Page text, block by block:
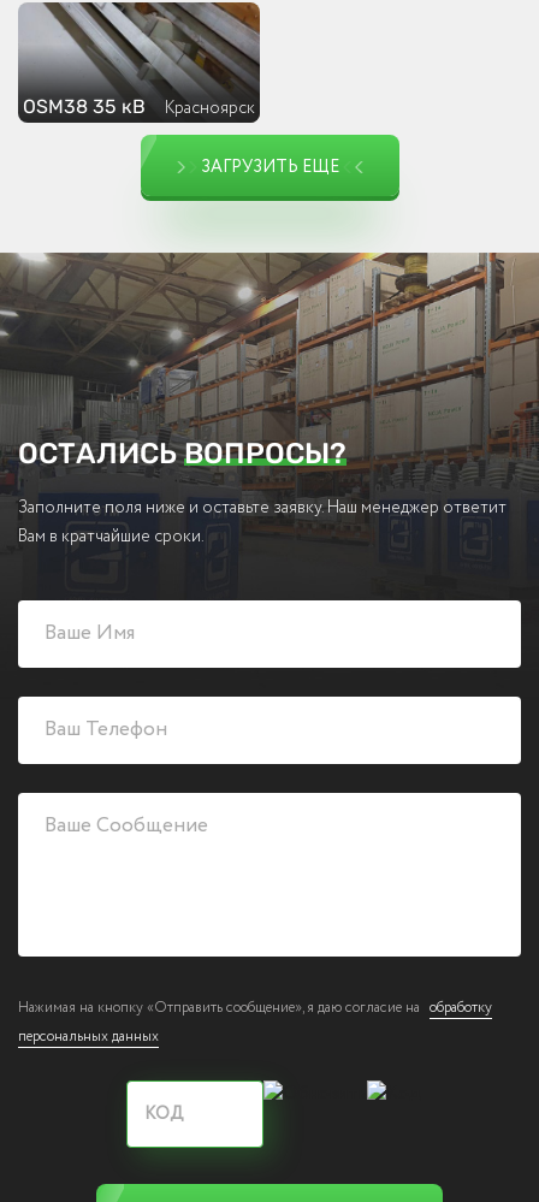
OSM38 35 кВ Красноярск
ЗАГРУЗИТЬ ЕЩЕ
ОСТАЛИСЬВОПРОСЫ?
Заполните поля ниже и оставьте заявку. Наш менеджер ответит
Вам в кратчайшие сроки.
Нажимая на кнопку «Отправить сообщение», я даю согласие на обработку
персональных данных